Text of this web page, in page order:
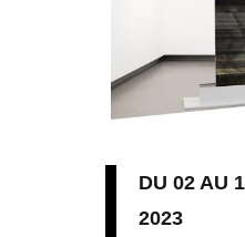
DU 02 AU
2023